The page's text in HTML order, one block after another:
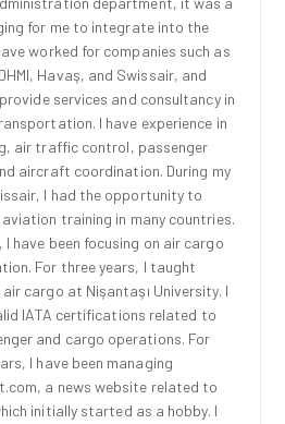
for me to integrate into the
worked for companies such as
Havaş, and Swissair, and
services and consultancy in
I have experience in
air traffic control, passenger
aircraft coordination. During my
I had the opportunity to
aviation training in many countries.
I have been focusing on air cargo
For three years, I taught
cargo at Nişantaşı University. I
IATA certifications related to
and cargo operations. For
I have been managing
a news website related to
initially started as a hobby. I